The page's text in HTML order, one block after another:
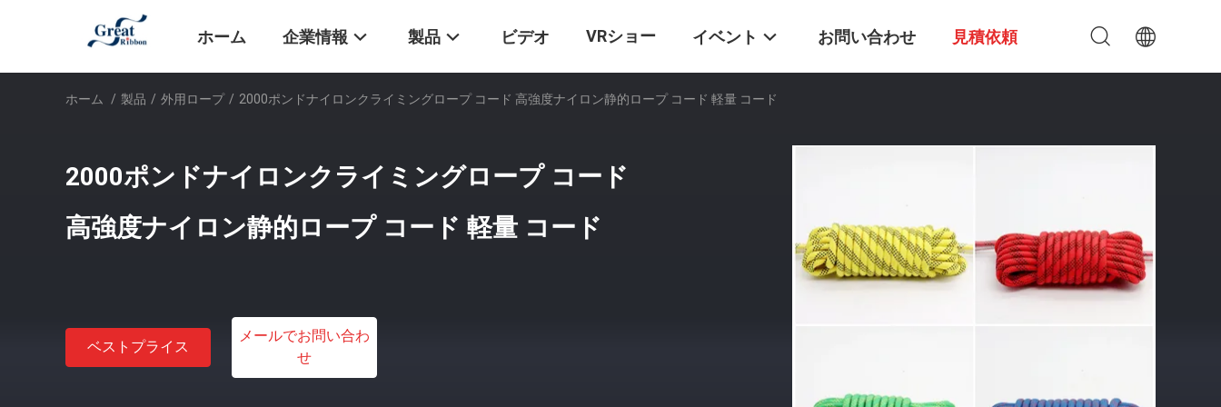
ホーム 企業情報 製品 ビデオ VRショー イベント お問い合わせ 見積依頼
ホーム / 製品 / 外用ロープ / 2000ポンドナイロンクライミングロープ コード 高強度ナイロン静的ロープ コード 軽量 コード
2000ポンドナイロンクライミングロープ コード
高強度ナイロン静的ロープ コード 軽量 コード
ベストプライス
メールでお問い合わ
せ